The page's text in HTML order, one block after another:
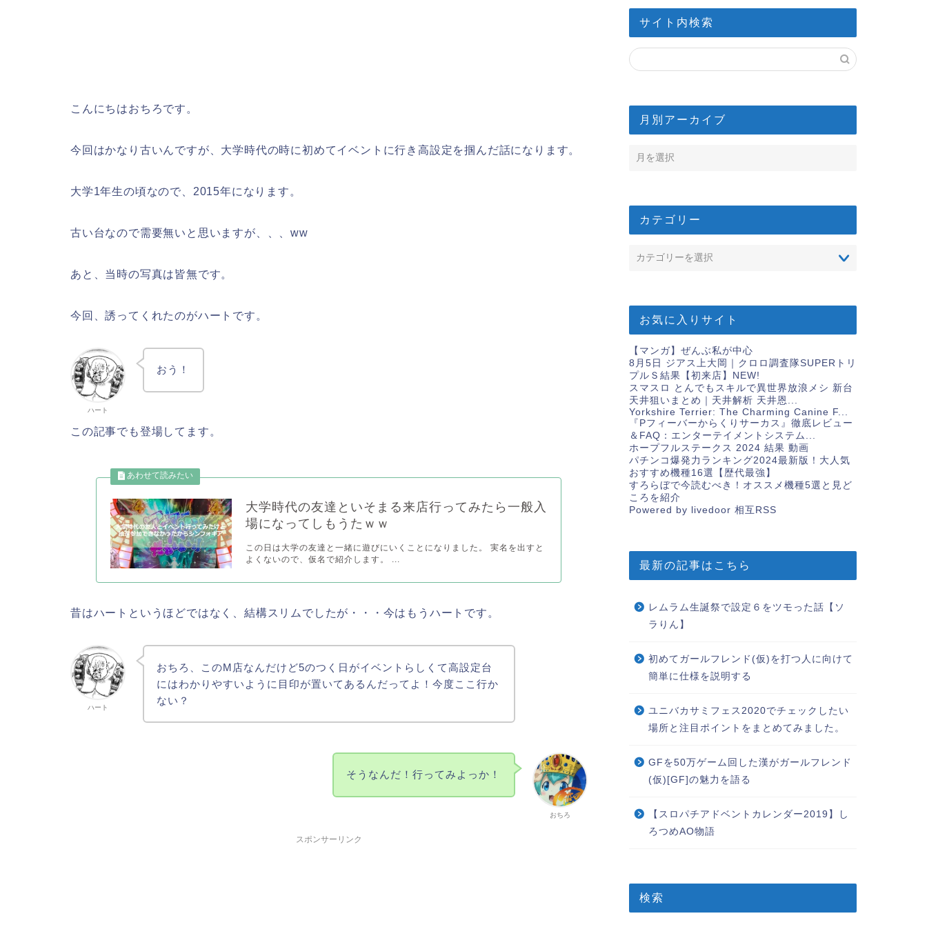
こんにちはおちろです。
今回はかなり古いんですが、大学時代の時に初めてイベントに行き高設定を掴んだ話になります。
大学1年生の頃なので、2015年になります。
古い台なので需要無いと思いますが、、、ww
あと、当時の写真は皆無です。
今回、誘ってくれたのがハートです。
ハート
おう！
この記事でも登場してます。
大学時代の友達といそまる来店行ってみたら一般入
場になってしもうたｗｗ
この日は大学の友達と一緒に遊びにいくことになりました。 実名を出すと
よくないので、仮名で紹介します。 ...
昔はハートというほどではなく、結構スリムでしたが・・・今はもうハートです。
ハート
おちろ、このM店なんだけど5のつく日がイベントらしくて高設定台
にはわかりやすいように目印が置いてあるんだってよ！今度ここ行か
ない？
おちろ
そうなんだ！行ってみよっか！
スポンサーリンク
サイト内検索
月別アーカイブ
カテゴリー
お気に入りサイト
【マンガ】ぜんぶ私が中心
8月5日 ジアス上大岡｜クロロ調査隊SUPERトリ
プルＳ結果【初来店】
NEW!
スマスロ とんでもスキルで異世界放浪メシ 新台
天井狙いまとめ｜天井解析 天井恩...
Yorkshire Terrier: The Charming Canine F...
『Pフィーバーからくりサーカス』徹底レビュー
＆FAQ：エンターテイメントシステム...
ホープフルステークス 2024 結果 動画
パチンコ爆発力ランキング2024最新版！大人気
おすすめ機種16選【歴代最強】
すろらぼで今読むべき！オススメ機種5選と見ど
ころを紹介
Powered by livedoor 相互RSS
最新の記事はこちら
レムラム生誕祭で設定６をツモった話【ソ
ラりん】
初めてガールフレンド(仮)を打つ人に向けて
簡単に仕様を説明する
ユニバカサミフェス2020でチェックしたい
場所と注目ポイントをまとめてみました。
GFを50万ゲーム回した漢がガールフレンド
(仮)[GF]の魅力を語る
【スロパチアドベントカレンダー2019】し
ろつめAO物語
検索